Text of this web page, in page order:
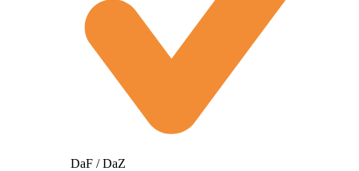
DaF / DaZ